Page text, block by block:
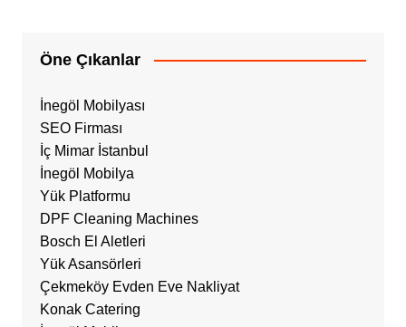
Öne Çıkanlar
İnegöl Mobilyası
SEO Firması
İç Mimar İstanbul
İnegöl Mobilya
Yük Platformu
DPF Cleaning Machines
Bosch El Aletleri
Yük Asansörleri
Çekmeköy Evden Eve Nakliyat
Konak Catering